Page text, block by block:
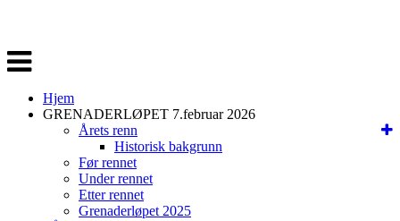
Veksle
navigasjon
Hjem
GRENADERLØPET 7.februar 2026
Årets renn
Historisk bakgrunn
Før rennet
Under rennet
Etter rennet
Grenaderløpet 2025